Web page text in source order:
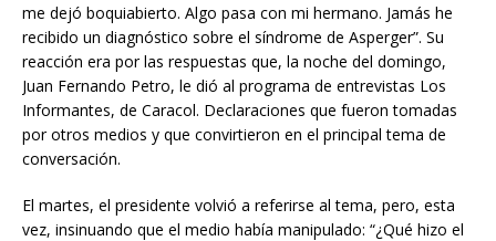
me dejó boquiabierto. Algo pasa con mi hermano. Jamás he
recibido un diagnóstico sobre el síndrome de Asperger”. Su
reacción era por las respuestas que, la noche del domingo,
Juan Fernando Petro, le dió al programa de entrevistas Los
Informantes, de Caracol. Declaraciones que fueron tomadas
por otros medios y que convirtieron en el principal tema de
conversación.
El martes, el presidente volvió a referirse al tema, pero, esta
vez, insinuando que el medio había manipulado: “¿Qué hizo el